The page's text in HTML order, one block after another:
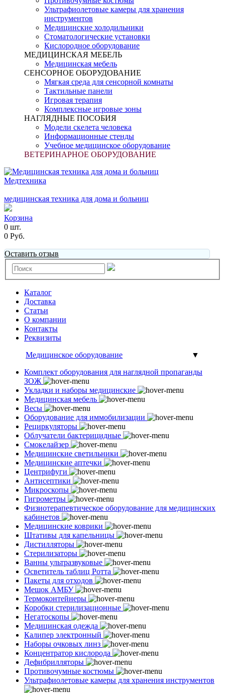
Ультрафиолетовые камеры для хранения
инструментов
Медицинские холодильники
Стоматологические установки
Кислородное оборудование
МЕДИЦИНСКАЯ МЕБЕЛЬ
Медицинская мебель
СЕНСОРНОЕ ОБОРУДОВАНИЕ
Мягкая среда для сенсорной комнаты
Тактильные панели
Игровая терапия
Комплексные игровые зоны
НАГЛЯДНЫЕ ПОСОБИЯ
Модели скелета человека
Информационные стенды
Учебное медицинское оборудование
ВЕТЕРИНАРНОЕ ОБОРУДОВАНИЕ
Медтехника
медицинская техника для дома и больниц
Корзина
0 шт.
0 Руб.
Оставить отзыв
Каталог
Доставка
Статьи
О компании
Контакты
Реквизиты
Медицинское оборудование
▼
Комплект оборудования для наглядной пропаганды
ЗОЖ
Укладки и наборы медицинские
Медицинская мебель
Весы
Оборудование для иммобилизации
Рециркуляторы
Облучатели бактерицидные
Смокелайзер
Медицинские светильники
Медицинские аптечки
Центрифуги
Антисептики
Микроскопы
Гигрометры
Физиотерапевтическое оборудование для медицинских
кабинетов
Медицинские коврики
Штативы для капельницы
Дистилляторы
Стерилизаторы
Ванны ультразвуковые
Осветитель таблиц Ротта
Пакеты для отходов
Мешок АМБУ
Термоконтейнеры
Коробки стерилизационные
Негатоскопы
Медицинская одежда
Калипер электронный
Наборы очковых линз
Концентратор кислорода
Дефибрилляторы
Противочумные костюмы
Ультрафиолетовые камеры для хранения инструментов